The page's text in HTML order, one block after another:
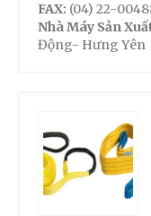
FAX: (04) 22-
Nhà Máy Sản
Động- Hưng Yên